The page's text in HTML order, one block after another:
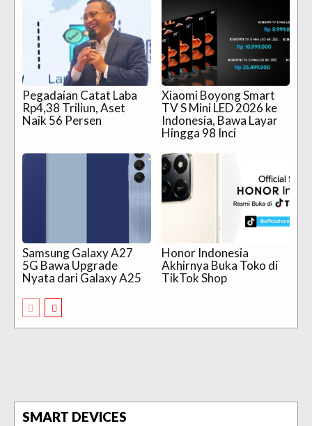
Pegadaian Catat Laba
Rp4,38 Triliun, Aset
Naik 56 Persen
Xiaomi Boyong Smart
TV S Mini LED 2026 ke
Indonesia, Bawa Layar
Hingga 98 Inci
Samsung Galaxy A27
5G Bawa Upgrade
Nyata dari Galaxy A25
Honor Indonesia
Akhirnya Buka Toko di
TikTok Shop
SMART DEVICES